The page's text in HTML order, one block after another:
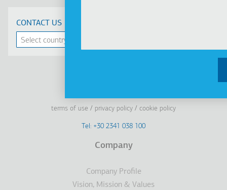
CONTACT US
LinkedinFacebook
YoutubeInstagram
terms of use privacy policy cookie policy
Tel: +30 2341 038 100
Company
Company Profile
Vision, Mission & Values